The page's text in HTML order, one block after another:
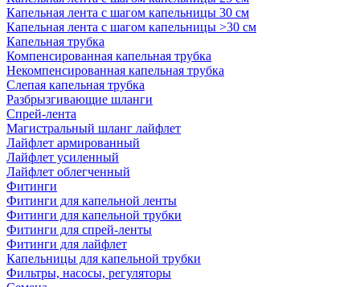
Капельная лента с шагом капельницы 30 см
Капельная лента с шагом капельницы >30 см
Капельная трубка
Компенсированная капельная трубка
Некомпенсированная капельная трубка
Слепая капельная трубка
Разбрызгивающие шланги
Спрей-лента
Магистральный шланг лайфлет
Лайфлет армированный
Лайфлет усиленный
Лайфлет облегченный
Фитинги
Фитинги для капельной ленты
Фитинги для капельной трубки
Фитинги для спрей-ленты
Фитинги для лайфлет
Капельницы для капельной трубки
Фильтры, насосы, регуляторы